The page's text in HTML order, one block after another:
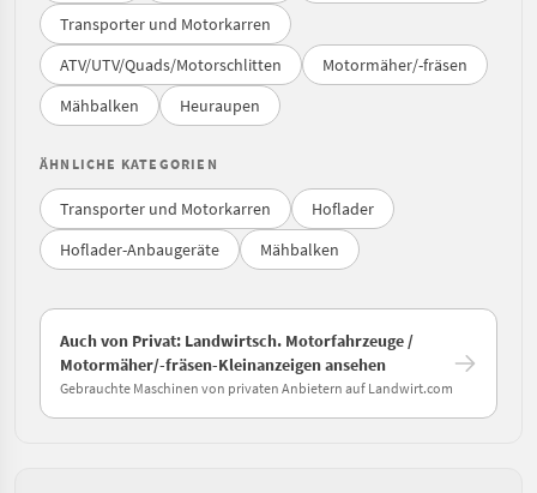
Transporter und Motorkarren
ATV/UTV/Quads/Motorschlitten
Motormäher/-fräsen
Mähbalken
Heuraupen
ÄHNLICHE KATEGORIEN
Transporter und Motorkarren
Hoflader
Hoflader-Anbaugeräte
Mähbalken
Auch von Privat: Landwirtsch. Motorfahrzeuge /
Motormäher/-fräsen-Kleinanzeigen ansehen
Gebrauchte Maschinen von privaten Anbietern auf Landwirt.com